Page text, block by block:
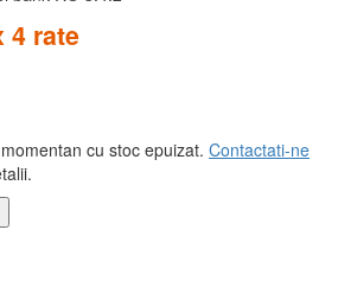
4 rate
cu stoc epuizat. Contactati-ne